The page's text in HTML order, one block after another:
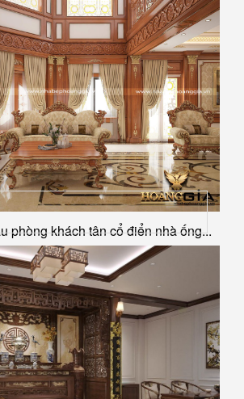
phòng khách tân cổ điển nhà ống...